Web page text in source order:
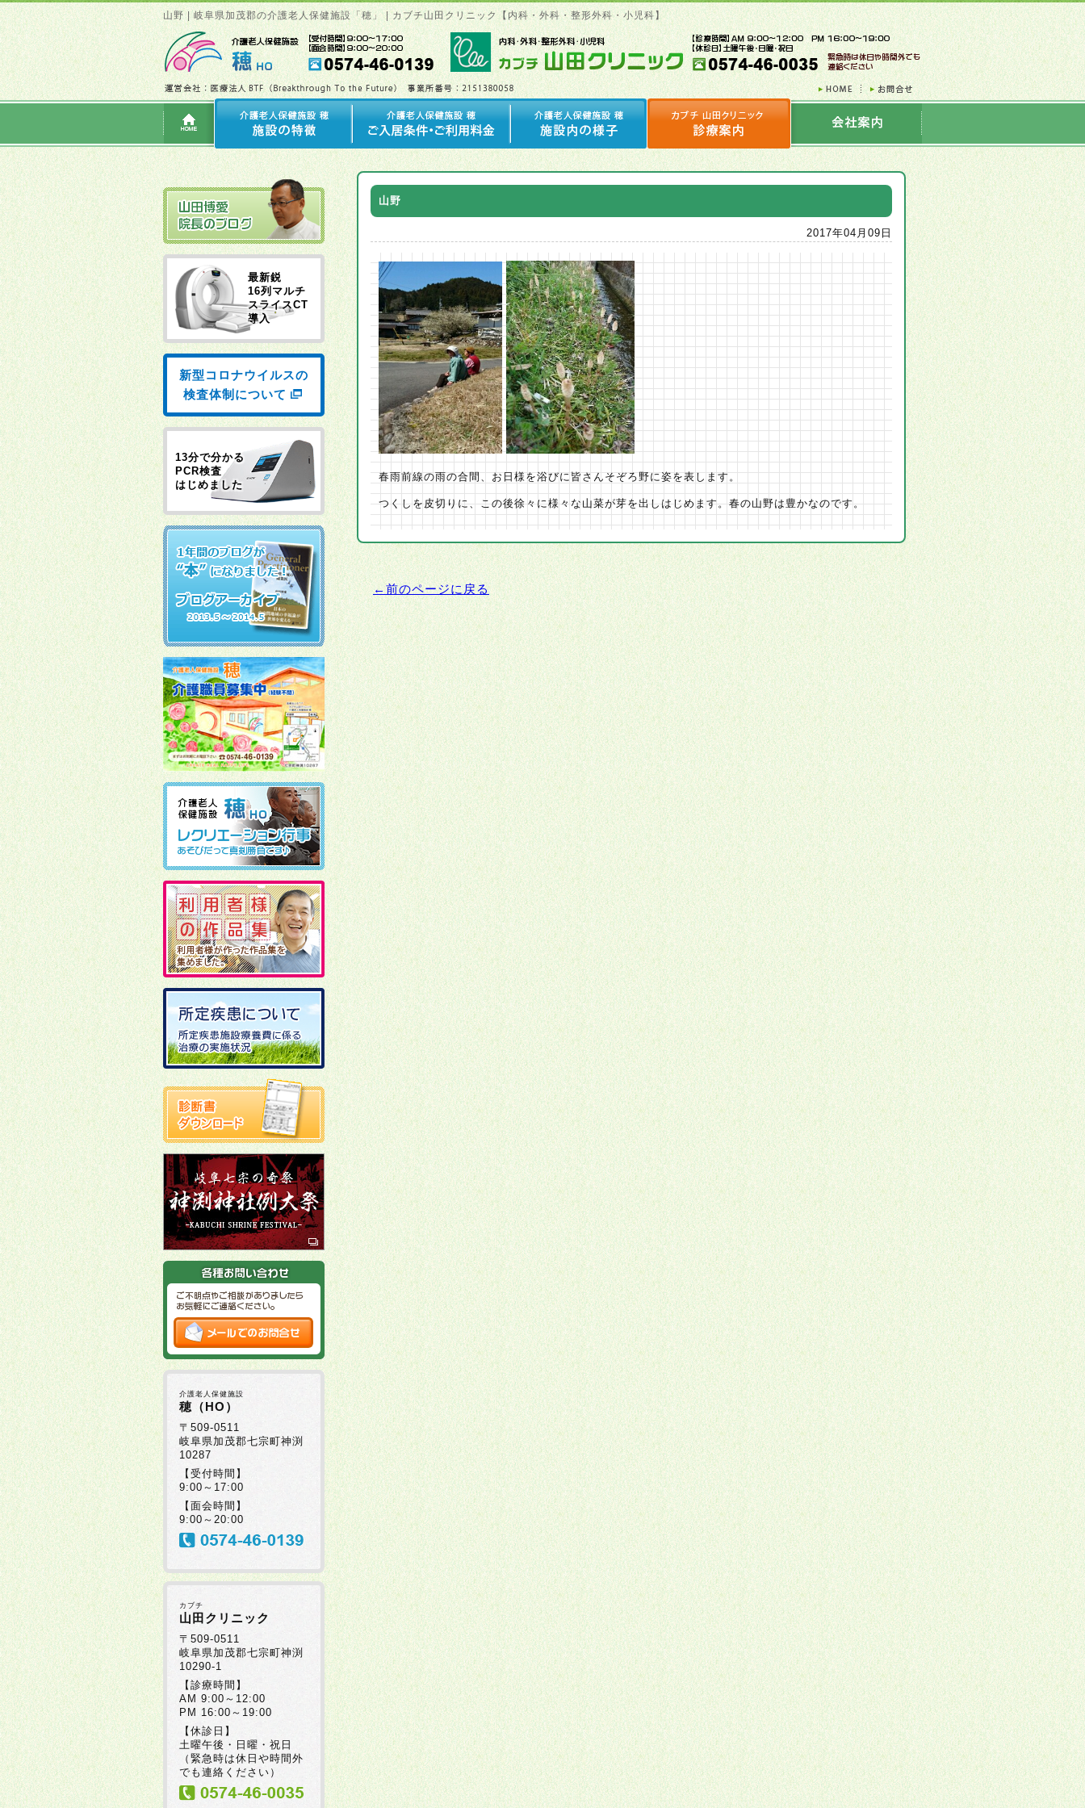
山野 | 岐阜県加茂郡の介護老人保健施設「穂」 | カブチ山田クリニック【内科・外科・整形外科・小児科】
山野
2017年04月09日
春雨前線の雨の合間、お日様を浴びに皆さんそぞろ野に姿を表します。
つくしを皮切りに、この後徐々に様々な山菜が芽を出しはじめます。春の山野は豊かなのです。
←前のページに戻る
最新鋭
16列マルチ
スライスCT
導入
新型コロナウイルスの
検査体制について
13分で分かる
PCR検査
はじめました
介護老人保健施設
穂（HO）
〒509-0511
岐阜県加茂郡七宗町神渕
10287
【受付時間】
9:00～17:00
【面会時間】
9:00～20:00
カブチ
山田クリニック
〒509-0511
岐阜県加茂郡七宗町神渕
10290-1
【診療時間】
AM 9:00～12:00
PM 16:00～19:00
【休診日】
土曜午後・日曜・祝日
（緊急時は休日や時間外
でも連絡ください）